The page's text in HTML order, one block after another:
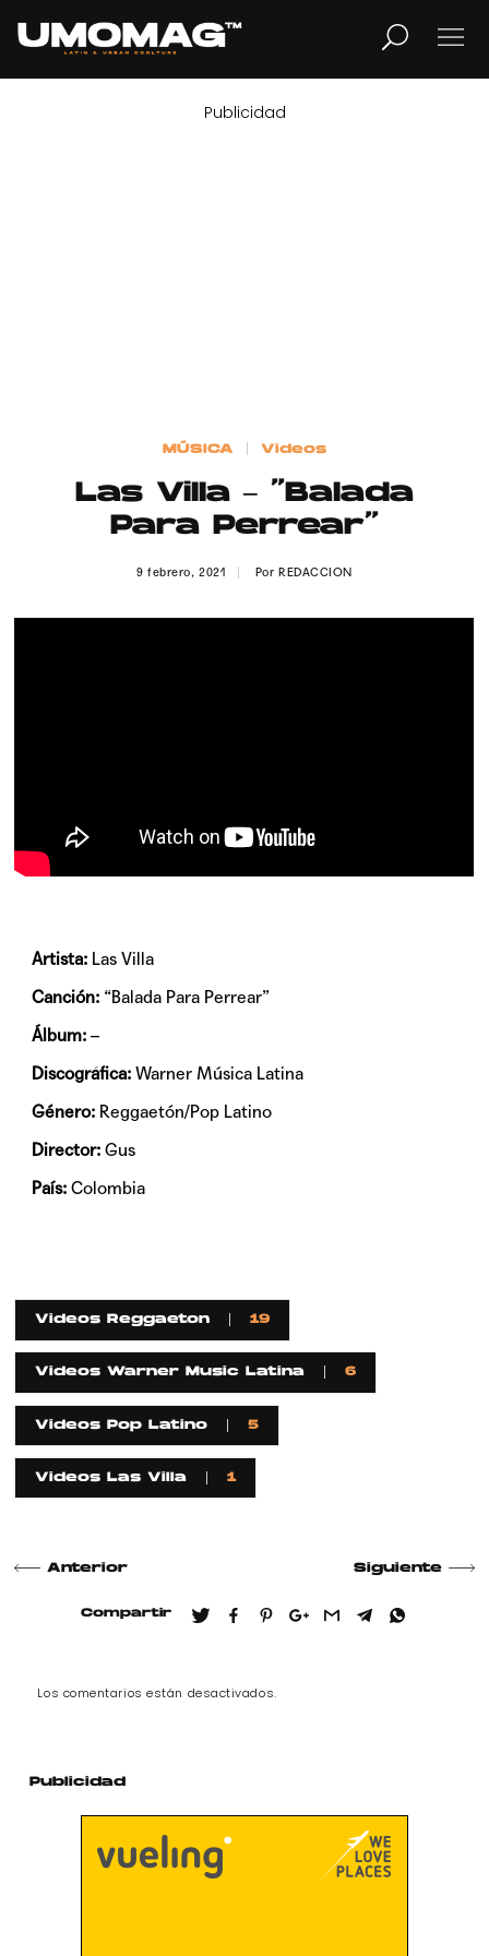
LIFESTYLE
Publicidad
MÚSICA Videos
Las Villa – “Balada
Para Perrear”
9 febrero, 2021 PorREDACCION
Artista: Las Villa
Canción: “Balada Para Perrear”
Álbum: –
Discográfica: Warner Música Latina
Género: Reggaetón/Pop Latino
Director: Gus
País: Colombia
Videos Reggaeton 19
Videos Warner Music Latina 6
Videos Pop Latino 5
Videos Las Villa 1
Anterior Siguiente
Compartir
Los comentarios están desactivados.
Publicidad